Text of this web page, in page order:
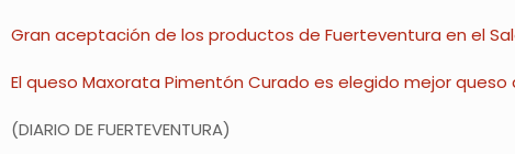
Gran aceptación de los productos de Fuerteventura en el
El queso Maxorata Pimentón Curado es elegido mejor
(DIARIO DE FUERTEVENTURA)